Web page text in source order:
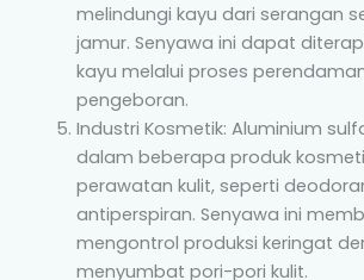
melindungi kayu dari serangan
jamur. Senyawa ini dapat
kayu melalui proses
pengeboran.
Industri Kosmetik: Aluminium
dalam beberapa produk
perawatan kulit, seperti
antiperspiran. Senyawa ini
mengontrol produksi keringat
menyumbat pori-pori kulit.